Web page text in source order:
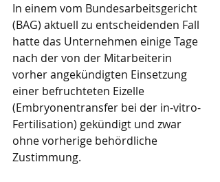
In einem vom Bundesarbeitsgericht
(BAG) aktuell zu entscheidenden Fall
hatte das Unternehmen einige Tage
nach der von der Mitarbeiterin
vorher angekündigten Einsetzung
einer befruchteten Eizelle
(Embryonentransfer bei der in-vitro-
Fertilisation) gekündigt und zwar
ohne vorherige behördliche
Zustimmung.